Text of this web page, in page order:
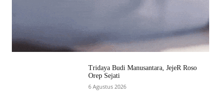
Tridaya Budi Manusantara, JejeR Roso
Orep Sejati
6 Agustus 2026